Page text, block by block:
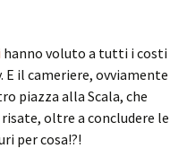
hanno voluto a tutti i costi
il cameriere, ovviamente
piazza alla Scala, che
oltre a concludere le
per cosa!?!